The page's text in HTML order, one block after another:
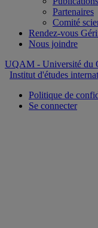
Partenaires
Comité
Rendez-vous
Nous joindre
UQAM - Université du
Institut d'études
Politique de
Se connecter